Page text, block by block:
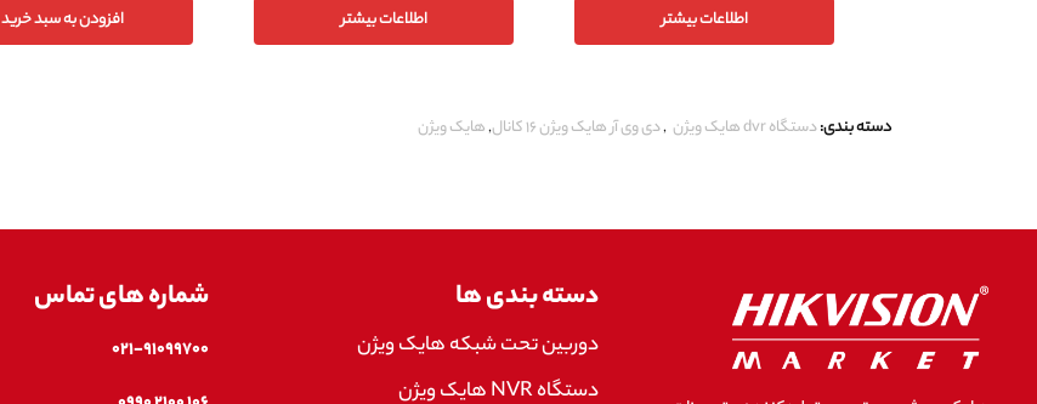
اطلاعات بیشتر اطلاعات بیشتر افزودن به سبد خرید
دسته بندی:دستگاه dvr هایک ویژن ,دی وی آر هایک ویژن ۱۶ کانال ,هایک ویژن
دسته بندی ها
دوربین تحت شبکه هایک ویژن
دستگاه NVR هایک ویژن
شماره های تماس
۰۲۱-۹۱۰۹۹۷۰۰